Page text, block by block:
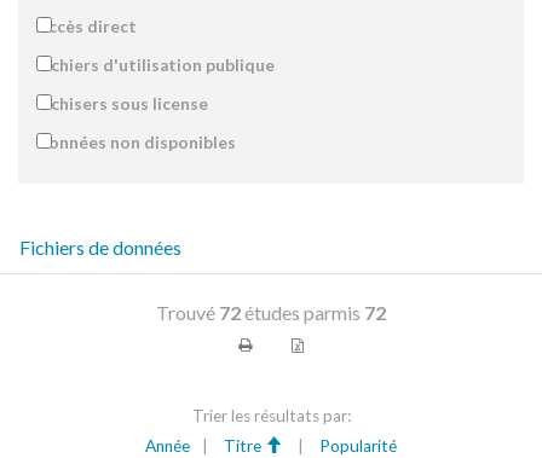
Accès direct
Fichiers d'utilisation publique
Fichisers sous license
Données non disponibles
Fichiers de données
Trouvé 72études parmis 72
Trier les résultats par:
Année
Titre Popularité